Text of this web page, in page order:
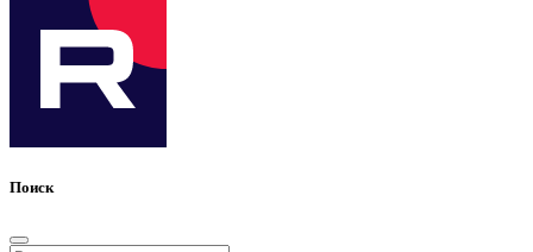
Поиск